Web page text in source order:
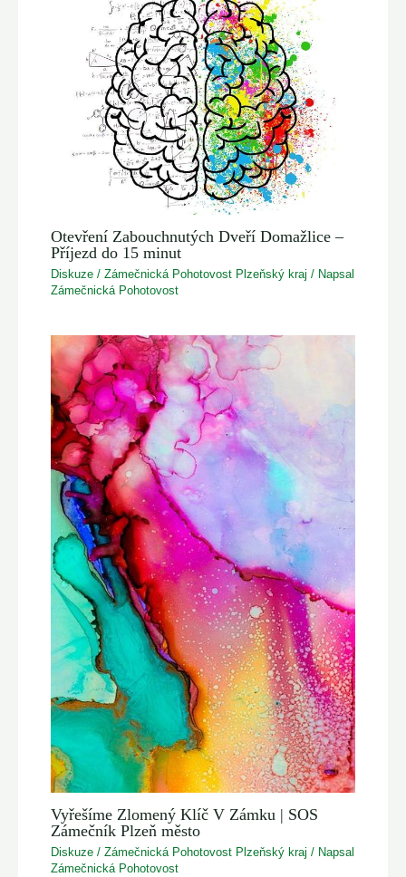
Otevření Zabouchnutých Dveří Domažlice –
Příjezd do 15 minut
Diskuze /Zámečnická Pohotovost Plzeňský kraj / Napsal
Zámečnická Pohotovost
Vyřešíme Zlomený Klíč V Zámku | SOS
Zámečník Plzeň město
Diskuze /Zámečnická Pohotovost Plzeňský kraj / Napsal
Zámečnická Pohotovost